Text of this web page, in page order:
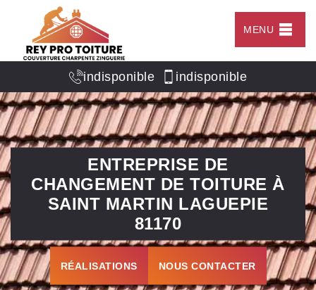
MENU
indisponible indisponible
ENTREPRISE DE
CHANGEMENT DE TOITURE À
SAINT MARTIN LAGUEPIE
81170
RÉALISATIONS NOUS CONTACTER